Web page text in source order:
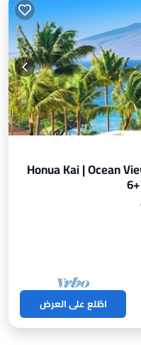
Honua Kai | Ocean
إنترنت
اطّلع على العرض